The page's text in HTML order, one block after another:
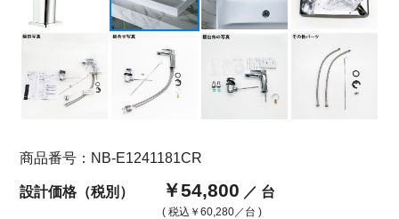
商品番号：NB-E1241181CR
設計価格（税別） ￥54,800 ／ 台
( 税込 ￥60,280 ／台 )